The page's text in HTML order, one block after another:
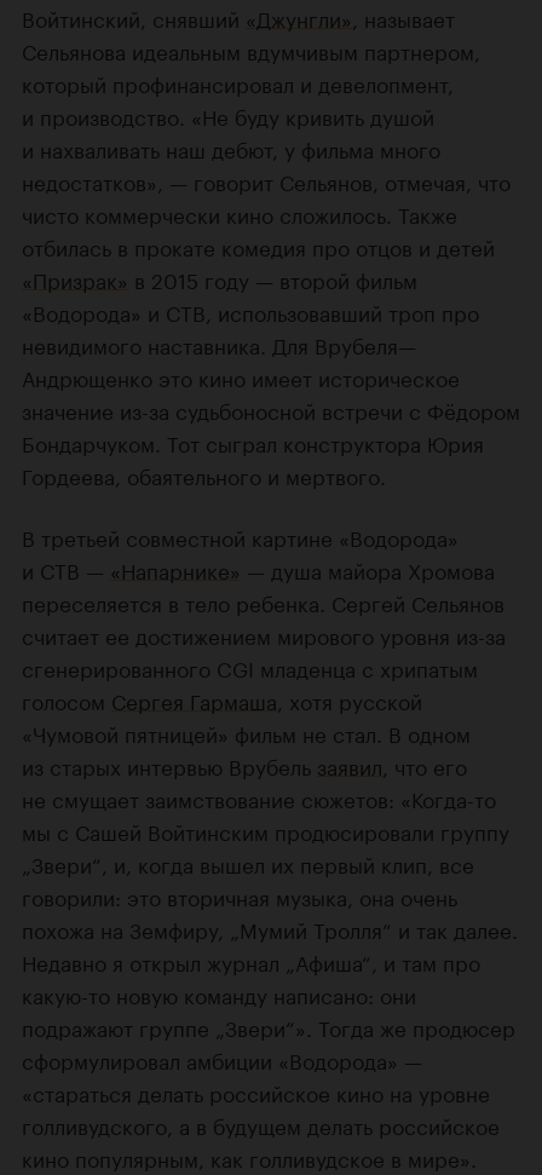
Войтинский, снявший «Джунгли» , называет
Сельянова идеальным вдумчивым партнером,
который профинансировал и девелопмент,
и производство. «Не буду кривить душой
и нахваливать наш дебют, у фильма много
недостатков», — говорит Сельянов, отмечая, что
чисто коммерчески кино сложилось. Также
отбилась в прокате комедия про отцов и детей
«Призрак» в 2015 году — второй фильм
«Водорода» и СТВ, использовавший троп про
невидимого наставника. Для Врубеля—
Андрющенко это кино имеет историческое
значение из-за судьбоносной встречи с Фёдором
Бондарчуком. Тот сыграл конструктора Юрия
Гордеева, обаятельного и мертвого.
В третьей совместной картине «Водорода»
и СТВ — «Напарнике» — душа майора Хромова
переселяется в тело ребенка. Сергей Сельянов
считает ее достижением мирового уровня из-за
сгенерированного CGI младенца с хрипатым
голосом Сергея Гармаша , хотя русской
«Чумовой пятницей» фильм не стал. В одном
из старых интервью Врубель заявил , что его
не смущает заимствование сюжетов: «Когда-то
мы с Сашей Войтинским продюсировали группу
„Звери“, и, когда вышел их первый клип, все
говорили: это вторичная музыка, она очень
похожа на Земфиру, „Мумий Тролля“ и так далее.
Недавно я открыл журнал „Афиша“, и там про
какую-то новую команду написано: они
подражают группе „Звери“». Тогда же продюсер
сформулировал амбиции «Водорода» —
«стараться делать российское кино на уровне
голливудского, а в будущем делать российское
кино популярным, как голливудское в мире».